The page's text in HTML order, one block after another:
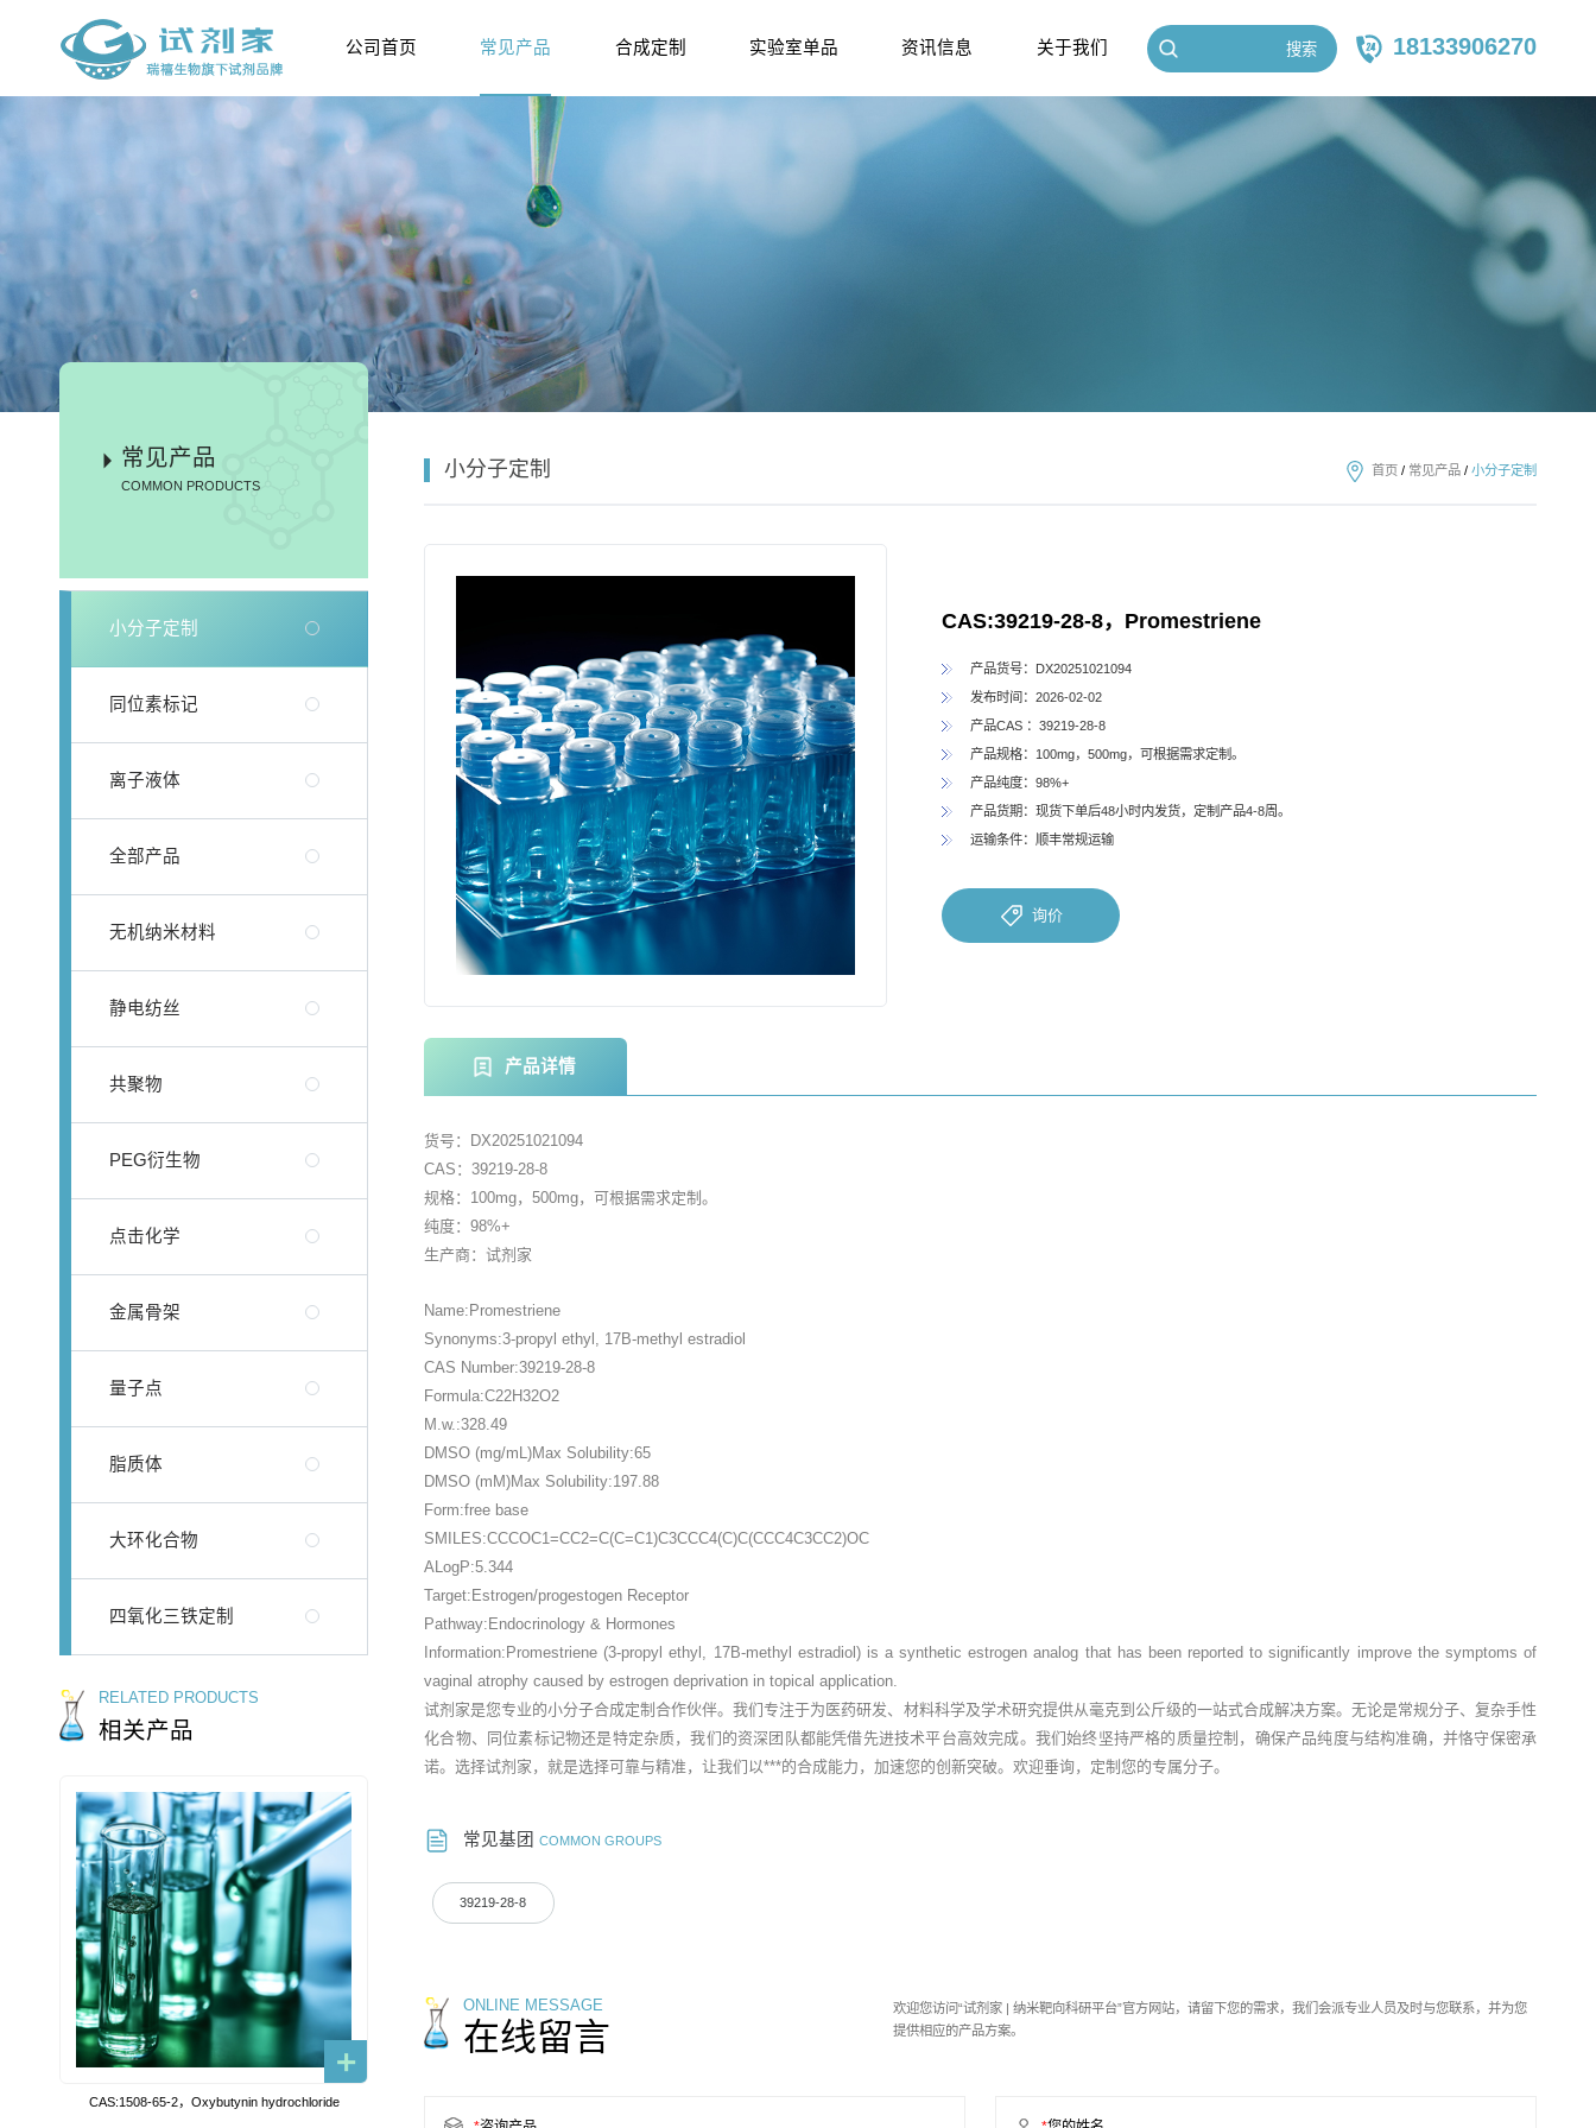
公司首页 常见产品 合成定制 实验室单品 资讯信息 关于我们 搜索 18133906270
常见产品
COMMON PRODUCTS
小分子定制
同位素标记
离子液体
全部产品
无机纳米材料
静电纺丝
共聚物
PEG衍生物
点击化学
金属骨架
量子点
脂质体
大环化合物
四氧化三铁定制
RELATED PRODUCTS
相关产品
CAS:1508-65-2，Oxybutynin hydrochloride
小分子定制 首页 / 常见产品 / 小分子定制
CAS:39219-28-8，Promestriene
产品货号：DX20251021094
发布时间：2026-02-02
产品CAS ：39219-28-8
产品规格：100mg，500mg，可根据需求定制。
产品纯度：98%+
产品货期：现货下单后48小时内发货，定制产品4-8周。
运输条件：顺丰常规运输
询价
产品详情
货号：DX20251021094
CAS：39219-28-8
规格：100mg，500mg，可根据需求定制。
纯度：98%+
生产商：试剂家
Name:Promestriene
Synonyms:3-propyl ethyl, 17B-methyl estradiol
CAS Number:39219-28-8
Formula:C22H32O2
M.w.:328.49
DMSO (mg/mL)Max Solubility:65
DMSO (mM)Max Solubility:197.88
Form:free base
SMILES:CCCOC1=CC2=C(C=C1)C3CCC4(C)C(CCC4C3CC2)OC
ALogP:5.344
Target:Estrogen/progestogen Receptor
Pathway:Endocrinology & Hormones
Information:Promestriene (3-propyl ethyl, 17B-methyl estradiol) is a synthetic estrogen analog that has been reported to significantly improve the symptoms of
vaginal atrophy caused by estrogen deprivation in topical application.
试剂家是您专业的小分子合成定制合作伙伴。我们专注于为医药研发、材料科学及学术研究提供从毫克到公斤级的一站式合成解决方案。无论是常规分子、复杂手性
化合物、同位素标记物还是特定杂质，我们的资深团队都能凭借先进技术平台高效完成。我们始终坚持严格的质量控制，确保产品纯度与结构准确，并恪守保密承
诺。选择试剂家，就是选择可靠与精准，让我们以***的合成能力，加速您的创新突破。欢迎垂询，定制您的专属分子。
常见基团COMMON GROUPS
39219-28-8
ONLINE MESSAGE
在线留言
欢迎您访问“试剂家 | 纳米靶向科研平台”官方网站，请留下您的需求，我们会派专业人员及时与您联系，并为您
提供相应的产品方案。